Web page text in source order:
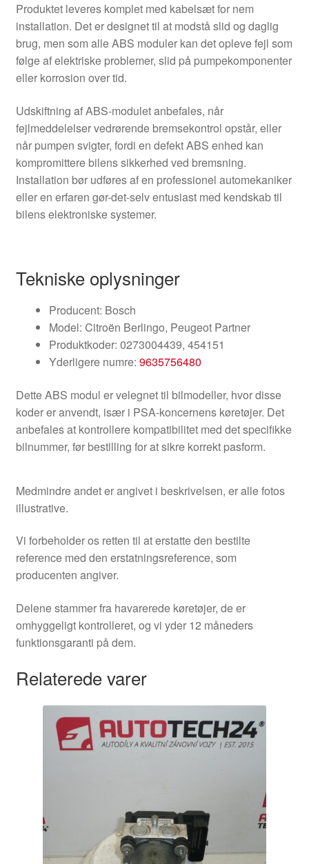
Produktet leveres komplet med kabelsæt for nem
installation. Det er designet til at modstå slid og daglig
brug, men som alle ABS moduler kan det opleve fejl som
følge af elektriske problemer, slid på pumpekomponenter
eller korrosion over tid.
Udskiftning af ABS-modulet anbefales, når
fejlmeddelelser vedrørende bremsekontrol opstår, eller
når pumpen svigter, fordi en defekt ABS enhed kan
kompromittere bilens sikkerhed ved bremsning.
Installation bør udføres af en professionel automekaniker
eller en erfaren gør-det-selv entusiast med kendskab til
bilens elektroniske systemer.
Tekniske oplysninger
Producent: Bosch
Model: Citroën Berlingo, Peugeot Partner
Produktkoder: 0273004439, 454151
Yderligere numre: 9635756480
Dette ABS modul er velegnet til bilmodeller, hvor disse
koder er anvendt, især i PSA-koncernens køretøjer. Det
anbefales at kontrollere kompatibilitet med det specifikke
bilnummer, før bestilling for at sikre korrekt pasform.
Medmindre andet er angivet i beskrivelsen, er alle fotos
illustrative.
Vi forbeholder os retten til at erstatte den bestilte
reference med den erstatningsreference, som
producenten angiver.
Delene stammer fra havarerede køretøjer, de er
omhyggeligt kontrolleret, og vi yder 12 måneders
funktionsgaranti på dem.
Relaterede varer